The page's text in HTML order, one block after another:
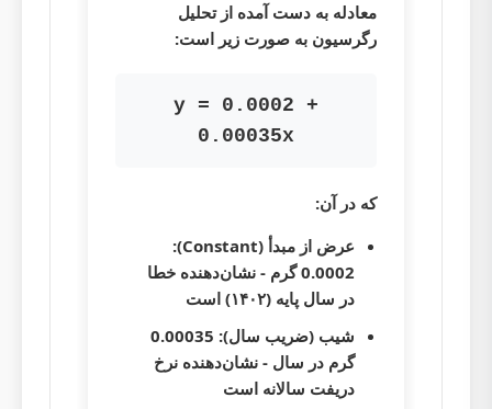
معادله به دست آمده از تحلیل
رگرسیون به صورت زیر است:
y = 0.0002 +
0.00035x
که در آن:
عرض از مبدأ (Constant)
:
0.0002 گرم - نشان‌دهنده خطا
در سال پایه (۱۴۰۲) است
شیب (ضریب سال) : 0.00035
گرم در سال - نشان‌دهنده نرخ
دریفت سالانه است